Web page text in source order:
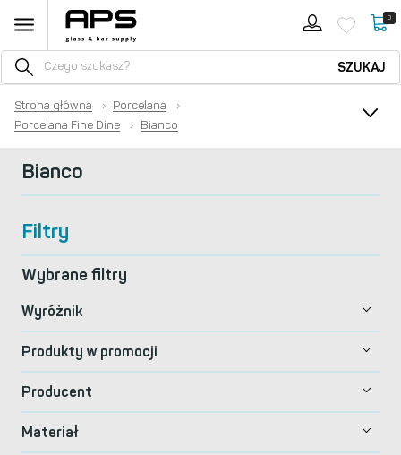
0
SZUKAJ
Strona główna › Porcelana
›
Porcelana Fine Dine
› Bianco
Bianco
Filtry
Wybrane filtry
Wyróżnik
Produkty w promocji
Producent
Materiał